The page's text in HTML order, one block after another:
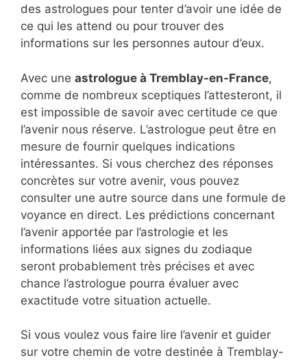
des astrologues pour tenter d’avoir une idée de
ce qui les attend ou pour trouver des
informations sur les personnes autour d’eux.
Avec une astrologue à Tremblay-en-France,
comme de nombreux sceptiques l’attesteront, il
est impossible de savoir avec certitude ce que
l’avenir nous réserve. L’astrologue peut être en
mesure de fournir quelques indications
intéressantes. Si vous cherchez des réponses
concrètes sur votre avenir, vous pouvez
consulter une autre source dans une formule de
voyance en direct. Les prédictions concernant
l’avenir apportée par l’astrologie et les
informations liées aux signes du zodiaque
seront probablement très précises et avec
chance l’astrologue pourra évaluer avec
exactitude votre situation actuelle.
Si vous voulez vous faire lire l’avenir et guider
sur votre chemin de votre destinée à Tremblay-